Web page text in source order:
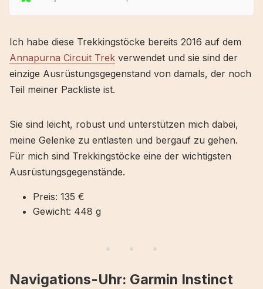
Ich habe diese Trekkingstöcke bereits 2016 auf dem
Annapurna Circuit Trek verwendet und sie sind der
einzige Ausrüstungsgegenstand von damals, der noch
Teil meiner Packliste ist.
Sie sind leicht, robust und unterstützen mich dabei,
meine Gelenke zu entlasten und bergauf zu gehen.
Für mich sind Trekkingstöcke eine der wichtigsten
Ausrüstungsgegenstände.
Preis: 135 €
Gewicht: 448 g
Navigations-Uhr: Garmin Instinct